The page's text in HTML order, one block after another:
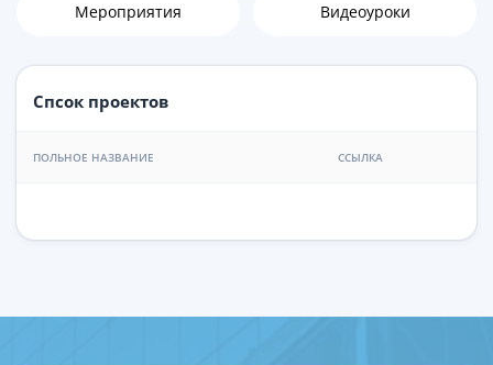
Мероприятия Видеоуроки
Спсок проектов
ПОЛЬНОЕ НАЗВАНИЕ ССЫЛКА